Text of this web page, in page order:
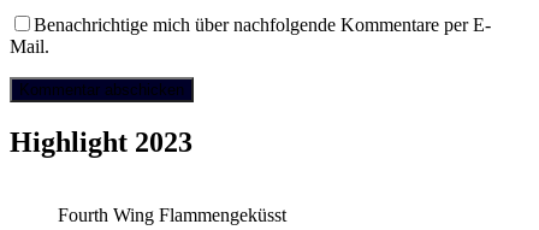
Benachrichtige mich über nachfolgende Kommentare per E-
Mail.
Highlight 2023
Fourth Wing Flammengeküsst